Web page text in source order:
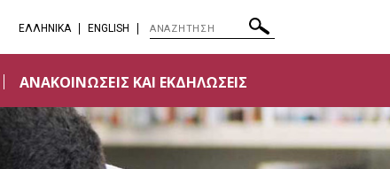
EΛΛΗΝΙΚΑ ENGLISH
ΑΝΑΚΟΙΝΩΣΕΙΣ ΚΑΙ ΕΚΔΗΛΩΣΕΙΣ